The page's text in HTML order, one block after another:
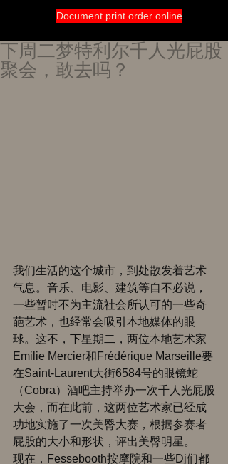
Document print order online
下周二梦特利尔千人光屁股
聚会，敢去吗？
我们生活的这个城市，到处散发着艺术
气息。音乐、电影、建筑等自不必说，
一些暂时不为主流社会所认可的一些奇
葩艺术，也经常会吸引本地媒体的眼
球。这不，下星期二，两位本地艺术家
Emilie Mercier和Frédérique Marseille要
在Saint-Laurent大街6584号的眼镜蛇
（Cobra）酒吧主持举办一次千人光屁股
大会，而在此前，这两位艺术家已经成
功地实施了一次美臀大赛，根据参赛者
屁股的大小和形状，评出美臀明星。
现在，Fessebooth按摩院和一些Dj们都